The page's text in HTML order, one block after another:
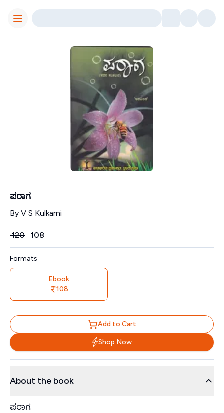
Toggle Menu
ಪರಾಗ
Contributors
By V S Kulkarni
Price
₹120 108
Formats
Ebook
108
Add to Cart
Shop Now
About the book
ಪರಾಗ